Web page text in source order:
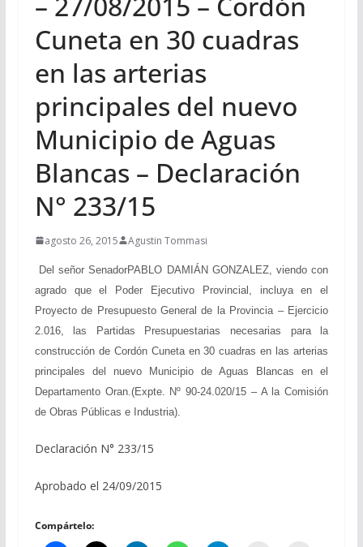
Cuneta en 30 cuadras
en las arterias
principales del nuevo
Municipio de Aguas
Blancas – Declaración
N° 233/15
agosto 26, 2015 Agustin Tommasi
Del señor SenadorPABLO DAMIÁN GONZALEZ, viendo con
agrado que el Poder Ejecutivo Provincial, incluya en el
Proyecto de Presupuesto General de la Provincia – Ejercicio
2.016, las Partidas Presupuestarias necesarias para la
construcción de Cordón Cuneta en 30 cuadras en las arterias
principales del nuevo Municipio de Aguas Blancas en el
Departamento Oran.(Expte. Nº 90-24.020/15 – A la Comisión
de Obras Públicas e Industria).
Declaración N° 233/15
Aprobado el 24/09/2015
Compártelo: